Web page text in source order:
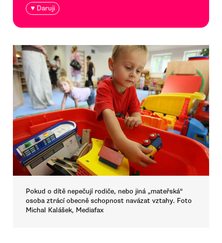
♥ Daruji
Pokud o dítě nepečují rodiče, nebo jiná „mateřská“
osoba ztrácí obecně schopnost navázat vztahy. Foto
Michal Kalášek, Mediafax